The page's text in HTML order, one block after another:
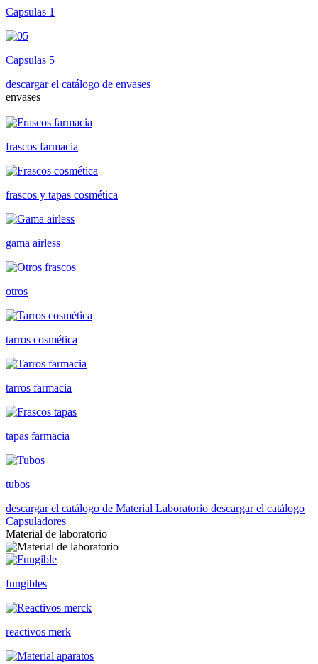
Capsulas 1
Capsulas 5
descargar el catálogo de envases
envases
frascos farmacia
frascos y tapas cosmética
gama airless
otros
tarros cosmética
tarros farmacia
tapas farmacia
tubos
descargar el catálogo de Material Laboratorio descargar el catálogo
Capsuladores
Material de laboratorio
fungibles
reactivos merk